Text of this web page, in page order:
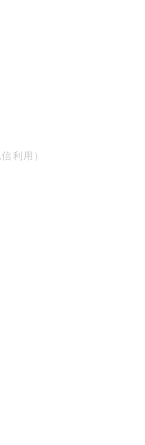
利用）